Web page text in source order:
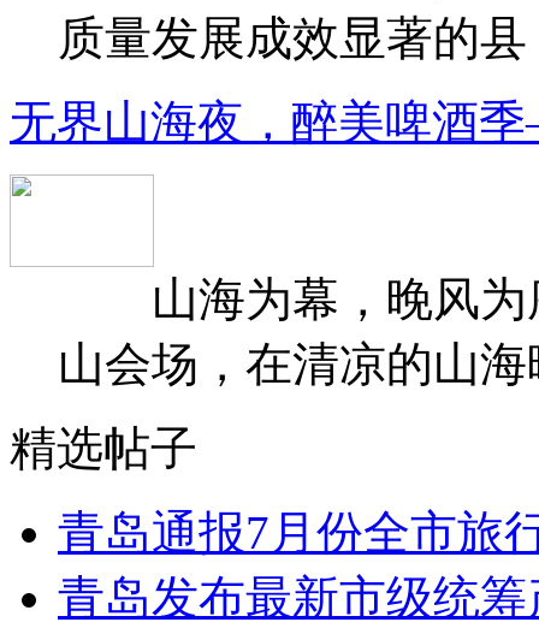
质量发展成效显著的
无界山海夜，醉美啤酒
山海为幕，晚风为
山会场，在清凉的山
精选帖子
青岛通报7月份全市旅
青岛发布最新市级统